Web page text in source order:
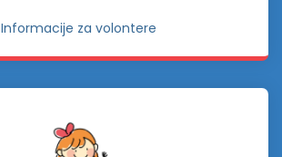
Informacije za volontere